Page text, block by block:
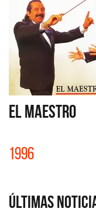
EL MAESTRO
1996
Últimas